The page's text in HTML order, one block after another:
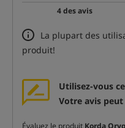
4 des avis
La plupart des
produit!
Utilisez-vous
Votre avis